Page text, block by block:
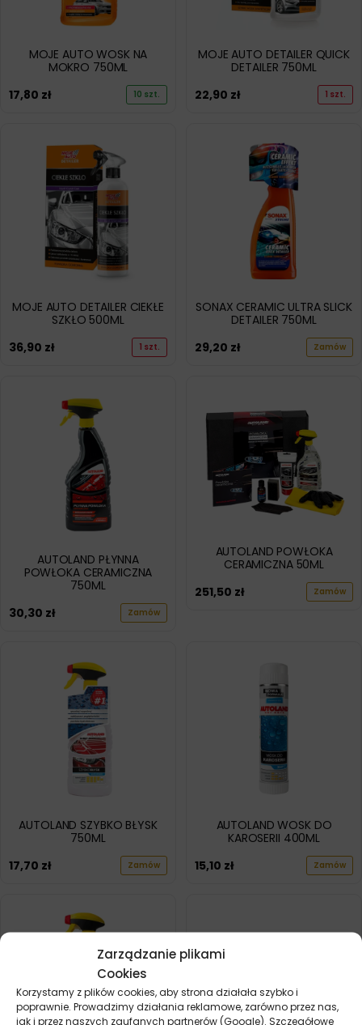
Zarządzanie plikami
Cookies
Korzystamy z plików cookies, aby strona działała szybko i
poprawnie. Prowadzimy działania reklamowe, zarówno przez nas,
jak i przez naszych zaufanych partnerów (Google). Szczegółowe
MOJE AUTO WOSK NA
MOKRO 750ML
17,80 zł 10 szt.
MOJE AUTO DETAILER QUICK
DETAILER 750ML
22,90 zł 1 szt.
MOJE AUTO DETAILER CIEKŁE
SZKŁO 500ML
36,90 zł 1 szt.
SONAX CERAMIC ULTRA SLICK
DETAILER 750ML
29,20 zł Zamów
AUTOLAND PŁYNNA
POWŁOKA CERAMICZNA
750ML
30,30 zł Zamów
AUTOLAND POWŁOKA
CERAMICZNA 50ML
251,50 zł Zamów
AUTOLAND SZYBKO BŁYSK
750ML
17,70 zł Zamów
AUTOLAND WOSK DO
KAROSERII 400ML
15,10 zł Zamów